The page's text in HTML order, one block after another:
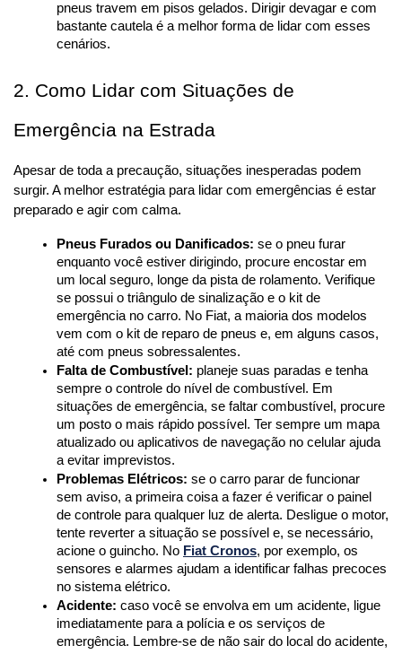
pneus travem em pisos gelados. Dirigir devagar e com
bastante cautela é a melhor forma de lidar com esses
cenários.
2. Como Lidar com Situações de
Emergência na Estrada
Apesar de toda a precaução, situações inesperadas podem
surgir. A melhor estratégia para lidar com emergências é estar
preparado e agir com calma.
Pneus Furados ou Danificados: se o pneu furar
enquanto você estiver dirigindo, procure encostar em
um local seguro, longe da pista de rolamento. Verifique
se possui o triângulo de sinalização e o kit de
emergência no carro. No Fiat, a maioria dos modelos
vem com o kit de reparo de pneus e, em alguns casos,
até com pneus sobressalentes.
Falta de Combustível: planeje suas paradas e tenha
sempre o controle do nível de combustível. Em
situações de emergência, se faltar combustível, procure
um posto o mais rápido possível. Ter sempre um mapa
atualizado ou aplicativos de navegação no celular ajuda
a evitar imprevistos.
Problemas Elétricos: se o carro parar de funcionar
sem aviso, a primeira coisa a fazer é verificar o painel
de controle para qualquer luz de alerta. Desligue o motor,
tente reverter a situação se possível e, se necessário,
acione o guincho. No Fiat Cronos, por exemplo, os
sensores e alarmes ajudam a identificar falhas precoces
no sistema elétrico.
Acidente: caso você se envolva em um acidente, ligue
imediatamente para a polícia e os serviços de
emergência. Lembre-se de não sair do local do acidente,